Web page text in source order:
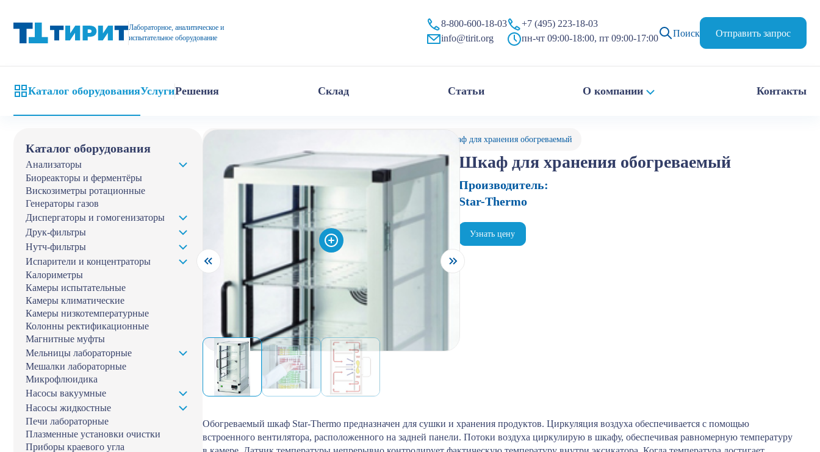
Лабораторное, аналитическое и
испытательное оборудование
8-800-600-18-03
info@tirit.org
+7 (495) 223-18-03
пн-чт 09:00-18:00, пт 09:00-17:00
Поиск Отправить запрос
Каталог оборудованияУслугиРешения Склад Статьи О компании Контакты
Каталог оборудования
Анализаторы
Биореакторы и ферментёры
Вискозиметры ротационные
Генераторы газов
Диспергаторы и гомогенизаторы
Друк-фильтры
Нутч-фильтры
Испарители и концентраторы
Калориметры
Камеры испытательные
Камеры климатические
Камеры низкотемпературные
Колонны ректификационные
Магнитные муфты
Мельницы лабораторные
Мешалки лабораторные
Микрофлюидика
Насосы вакуумные
Насосы жидкостные
Печи лабораторные
Плазменные установки очистки
Приборы краевого угла
Шкаф для хранения обогреваемый
Шкаф для хранения обогреваемый
Производитель:
Star-Thermo
Узнать цену
Обогреваемый шкаф Star-Thermo предназначен для сушки и хранения продуктов. Циркуляция воздуха обеспечивается с помощью
встроенного вентилятора, расположенного на задней панели. Потоки воздуха циркулирую в шкафу, обеспечивая равномерную температуру